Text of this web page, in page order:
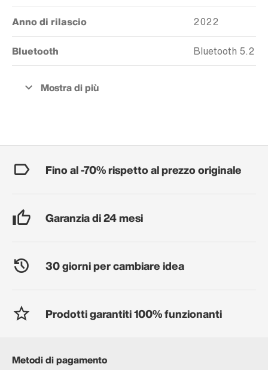
Anno di rilascio 2022
Bluetooth Bluetooth 5.2
Fino al -70% rispetto al prezzo originale
Garanzia di 24 mesi
30 giorni per cambiare idea
Prodotti garantiti 100% funzionanti
Metodi di pagamento